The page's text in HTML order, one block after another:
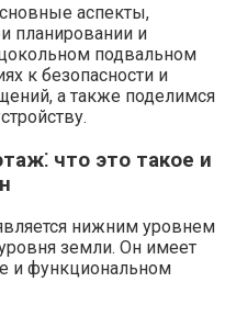
аспекты,
планировании и
подвальном
к безопасности и
а также поделимся
что это такое и
нижним уровнем
земли.​ Он имеет
и функциональном